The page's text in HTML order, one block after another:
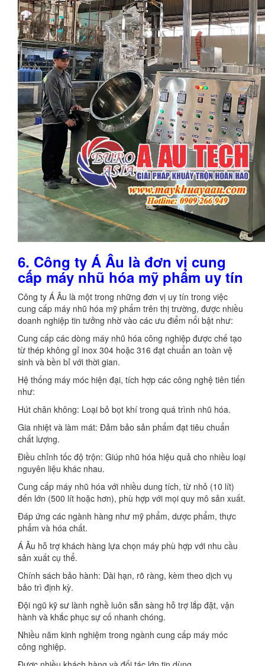
6. Công ty Á Âu là đơn vị cung
cấp máy nhũ hóa mỹ phẩm uy tín
Công ty Á Âu là một trong những đơn vị uy tín trong việc
cung cấp máy nhũ hóa mỹ phẩm trên thị trường, được nhiều
doanh nghiệp tin tưởng nhờ vào các ưu điểm nổi bật như:
Cung cấp các dòng máy nhũ hóa công nghiệp được chế tạo
từ thép không gỉ inox 304 hoặc 316 đạt chuẩn an toàn vệ
sinh và bền bỉ với thời gian.
Hệ thống máy móc hiện đại, tích hợp các công nghệ tiên tiến
như:
Hút chân không: Loại bỏ bọt khí trong quá trình nhũ hóa.
Gia nhiệt và làm mát: Đảm bảo sản phẩm đạt tiêu chuẩn
chất lượng.
Điều chỉnh tốc độ trộn: Giúp nhũ hóa hiệu quả cho nhiều loại
nguyên liệu khác nhau.
Cung cấp máy nhũ hóa với nhiều dung tích, từ nhỏ (10 lít)
đến lớn (500 lít hoặc hơn), phù hợp với mọi quy mô sản xuất.
Đáp ứng các ngành hàng như mỹ phẩm, dược phẩm, thực
phẩm và hóa chất.
Á Âu hỗ trợ khách hàng lựa chọn máy phù hợp với nhu cầu
sản xuất cụ thể.
Chính sách bảo hành: Dài hạn, rõ ràng, kèm theo dịch vụ
bảo trì định kỳ.
Đội ngũ kỹ sư lành nghề luôn sẵn sàng hỗ trợ lắp đặt, vận
hành và khắc phục sự cố nhanh chóng.
Nhiều năm kinh nghiệm trong ngành cung cấp máy móc
công nghiệp.